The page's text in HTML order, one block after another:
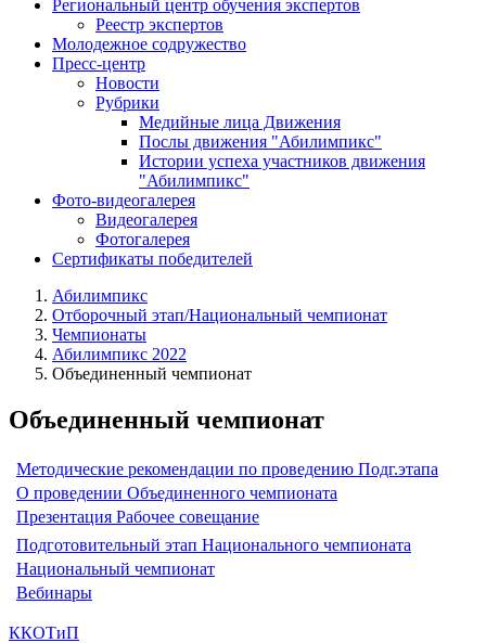
Региональный центр обучения экспертов
Реестр экспертов
Молодежное содружество
Пресс-центр
Новости
Рубрики
Медийные лица Движения
Послы движения "Абилимпикс"
Истории успеха участников движения
"Абилимпикс"
Фото-видеогалерея
Видеогалерея
Фотогалерея
Сертификаты победителей
Абилимпикс
Отборочный этап/Национальный чемпионат
Чемпионаты
Абилимпикс 2022
Объединенный чемпионат
Объединенный чемпионат
Методические рекомендации по проведению Подг.этапа
О проведении Объединенного чемпионата
Презентация Рабочее совещание
Подготовительный этап Национального чемпионата
Национальный чемпионат
Вебинары
ККОТиП